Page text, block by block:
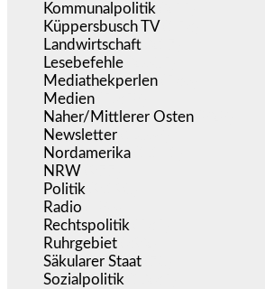
Kommunalpolitik
Küppersbusch TV
Landwirtschaft
Lesebefehle
Mediathekperlen
Medien
Naher/Mittlerer Osten
Newsletter
Nordamerika
NRW
Politik
Radio
Rechtspolitik
Ruhrgebiet
Säkularer Staat
Sozialpolitik